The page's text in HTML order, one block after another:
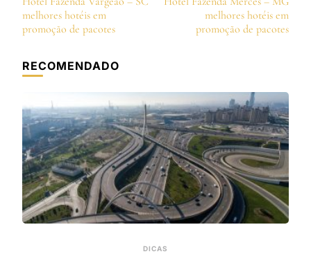
de
post
melhores hotéis em
promoção de pacotes
melhores hotéis em
promoção de pacotes
RECOMENDADO
DICAS